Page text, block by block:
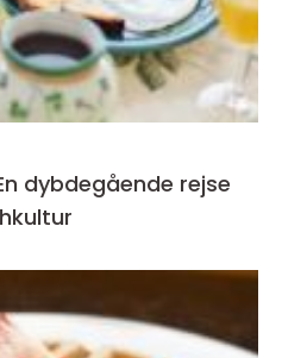
dybdegående rejse